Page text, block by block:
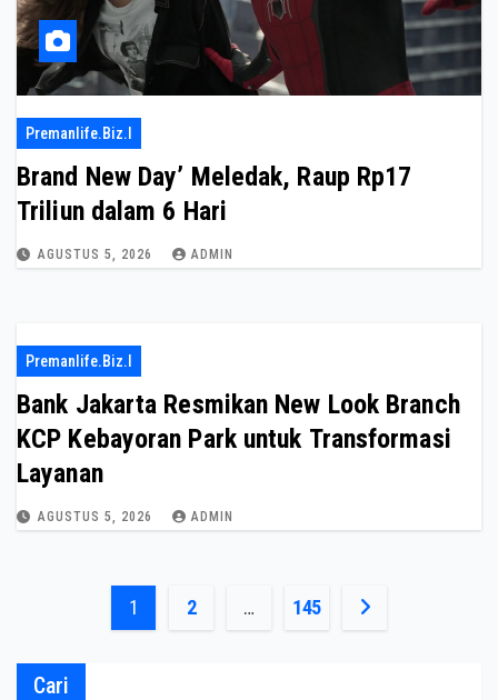
Premanlife.biz.i
Brand New Day’ Meledak, Raup Rp17
Triliun dalam 6 Hari
AGUSTUS 5, 2026 ADMIN
Premanlife.biz.i
Bank Jakarta Resmikan New Look Branch
KCP Kebayoran Park untuk Transformasi
Layanan
AGUSTUS 5, 2026 ADMIN
Paginasi
1 2 … 145
Cari